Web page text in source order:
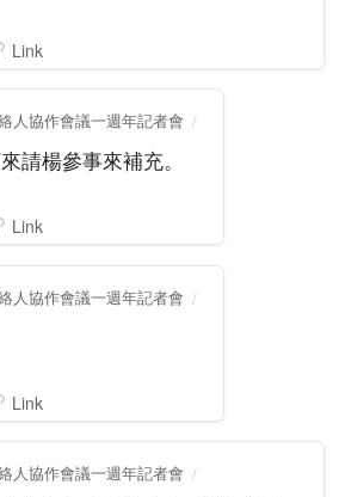
Link
人協作會議一週年記者會
請楊參事來補充。
Link
人協作會議一週年記者會
Link
人協作會議一週年記者會